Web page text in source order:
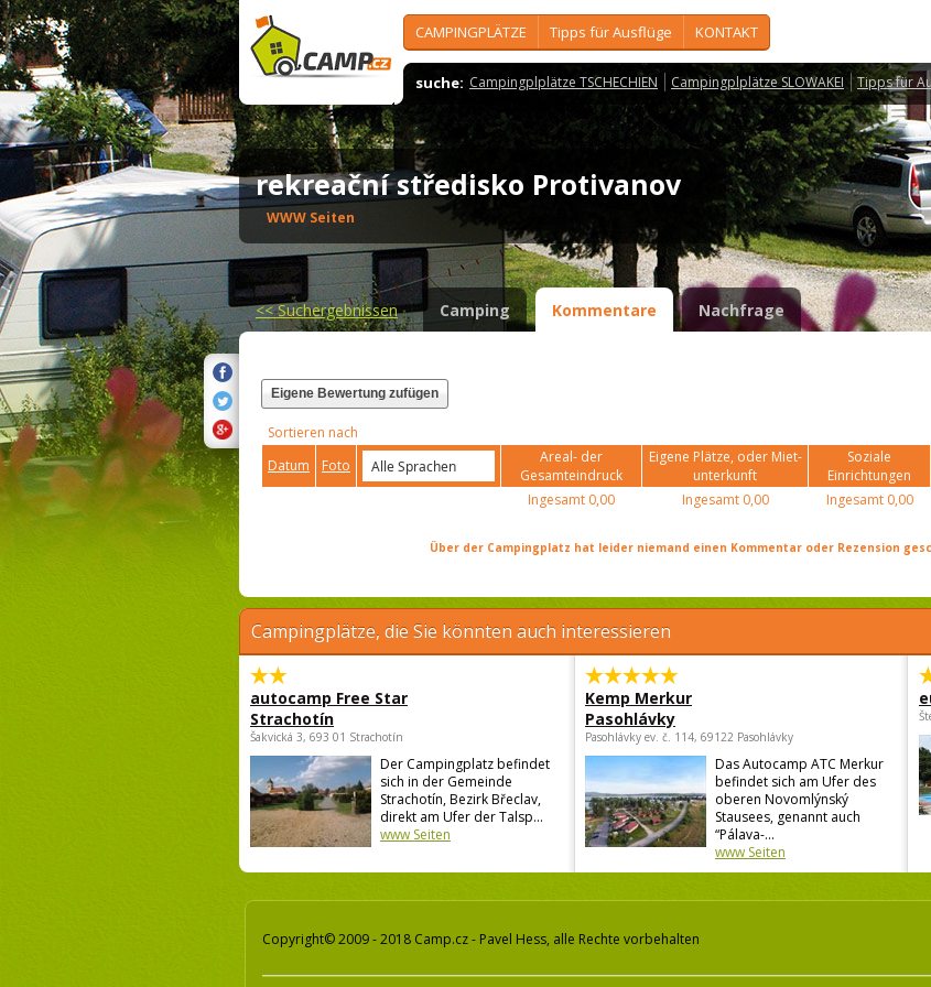
CAMPINGPLÄTZE Tipps für Ausflüge KONTAKT
suche: Campingplplätze TSCHECHIEN Campingplplätze SLOWAKEI Tipps für
rekreační středisko Protivanov
WWW Seiten
<<Suchergebnissen Camping Kommentare Nachfrage
Eigene Bewertung zufügen
Sortieren nach
Datum
Foto
Areal- der
Gesamteindruck
Eigene Plätze, oder Miet-
unterkunft
Soziale
Einrichtungen
Ingesamt 0,00 Ingesamt0,00 Ingesamt0,00
Über der Campingplatz hat leider niemand einen Kommentar oder Rezension
Campingplätze, die Sie könnten auch interessieren
autocamp Free Star
Strachotín
Šakvická 3, 693 01 Strachotín
Der Campingplatz befindet
sich in der Gemeinde
Strachotín, Bezirk Břeclav,
direkt am Ufer der Talsp...
www Seiten
Kemp Merkur
Pasohlávky
Pasohlávky ev. č. 114, 69122 Pasohlávky
Das Autocamp ATC Merkur
befindet sich am Ufer des
oberen Novomlýnský
Stausees, genannt auch
“Pálava-...
www Seiten
Copyright© 2009 - 2018 Camp.cz - Pavel Hess, alle Rechte vorbehalten